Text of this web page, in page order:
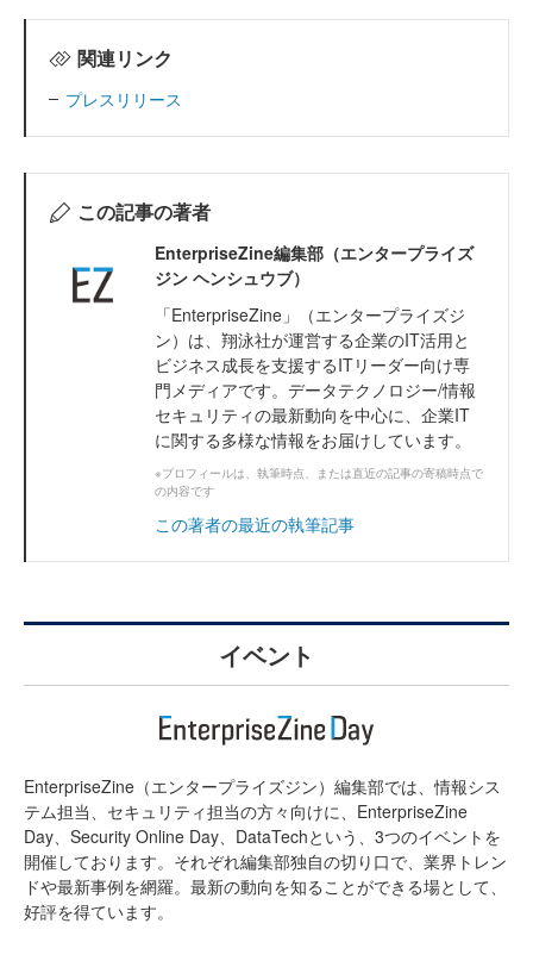
関連リンク
プレスリリース
この記事の著者
EnterpriseZine編集部（エンタープライズ
ジン ヘンシュウブ）
「EnterpriseZine」（エンタープライズジ
ン）は、翔泳社が運営する企業のIT活用と
ビジネス成長を支援するITリーダー向け専
門メディアです。データテクノロジー/情報
セキュリティの最新動向を中心に、企業IT
に関する多様な情報をお届けしています。
※プロフィールは、執筆時点、または直近の記事の寄稿時点で
の内容です
この著者の最近の執筆記事
イベント
EnterpriseZine（エンタープライズジン）編集部では、情報シス
テム担当、セキュリティ担当の方々向けに、EnterpriseZine
Day、Security Online Day、DataTechという、3つのイベントを
開催しております。それぞれ編集部独自の切り口で、業界トレン
ドや最新事例を網羅。最新の動向を知ることができる場として、
好評を得ています。